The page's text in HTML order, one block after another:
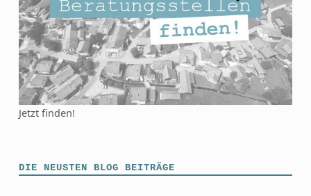
Jetzt finden!
DIE NEUSTEN BLOG BEITRÄGE